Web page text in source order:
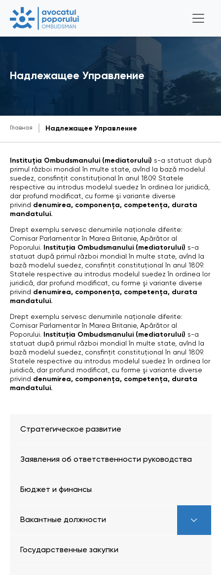
Надлежащее Управление
Главная Надлежащее Управление
Instituţia Ombudsmanului (mediatorului) s-a statuat după
primul război mondial în multe state, avînd la bază modelul
suedez, consfinţit constituţional în anul 1809. Statele
respective au introdus modelul suedez în ordinea lor juridică,
dar profund modificat, cu forme şi variante diverse
privind denumirea, componenţa, competenţa, durata
mandatului.
Drept exemplu servesc denumirile naţionale diferite:
Comisar Parlamentar în Marea Britanie, Apărător al
Poporului. Instituţia Ombudsmanului (mediatorului) s-a
statuat după primul război mondial în multe state, avînd la
bază modelul suedez, consfinţit constituţional în anul 1809.
Statele respective au introdus modelul suedez în ordinea lor
juridică, dar profund modificat, cu forme şi variante diverse
privind denumirea, componenţa, competenţa, durata
mandatului.
Drept exemplu servesc denumirile naţionale diferite:
Comisar Parlamentar în Marea Britanie, Apărător al
Poporului.
Instituţia Ombudsmanului (mediatorului) s-a
statuat după primul război mondial în multe state, avînd la
bază modelul suedez, consfinţit constituţional în anul 1809.
Statele respective au introdus modelul suedez în ordinea lor
juridică, dar profund modificat, cu forme şi variante diverse
privind denumirea, componenţa, competenţa, durata
mandatului.
Стратегическое развитие
Заявления об ответственности руководства
Бюджет и финансы
Вакантные должности
Государственные закупки